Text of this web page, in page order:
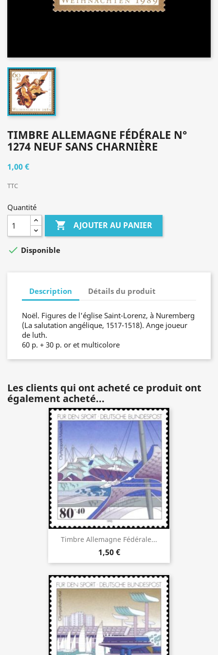
TIMBRE ALLEMAGNE FÉDÉRALE N°
1274 NEUF SANS CHARNIÈRE
1,00 €
TTC
Quantité
 AJOUTER AU PANIER
 Disponible
Description Détails du produit
Noël. Figures de l'église Saint-Lorenz, à Nuremberg
(La salutation angélique, 1517-1518). Ange joueur
de luth.
60 p. + 30 p. or et multicolore
Les clients qui ont acheté ce produit ont
également acheté...
Timbre Allemagne Fédérale...
1,50 €